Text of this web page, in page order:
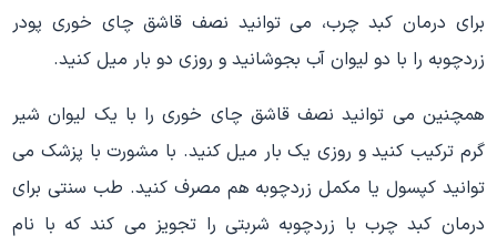
برای درمان کبد چرب، می توانید نصف قاشق چای خوری پودر
زردچوبه را با دو لیوان آب بجوشانید و روزی دو بار میل کنید.
همچنین می توانید نصف قاشق چای خوری را با یک لیوان شیر
گرم ترکیب کنید و روزی یک بار میل کنید. با مشورت با پزشک می
توانید کپسول یا مکمل زردچوبه هم مصرف کنید. طب سنتی برای
درمان کبد چرب با زردچوبه شربتی را تجویز می کند که با نام